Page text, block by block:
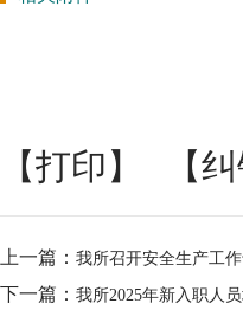
【打印】 【
上一篇： 我所召开安全生产工
下一篇： 我所2025年新入职人